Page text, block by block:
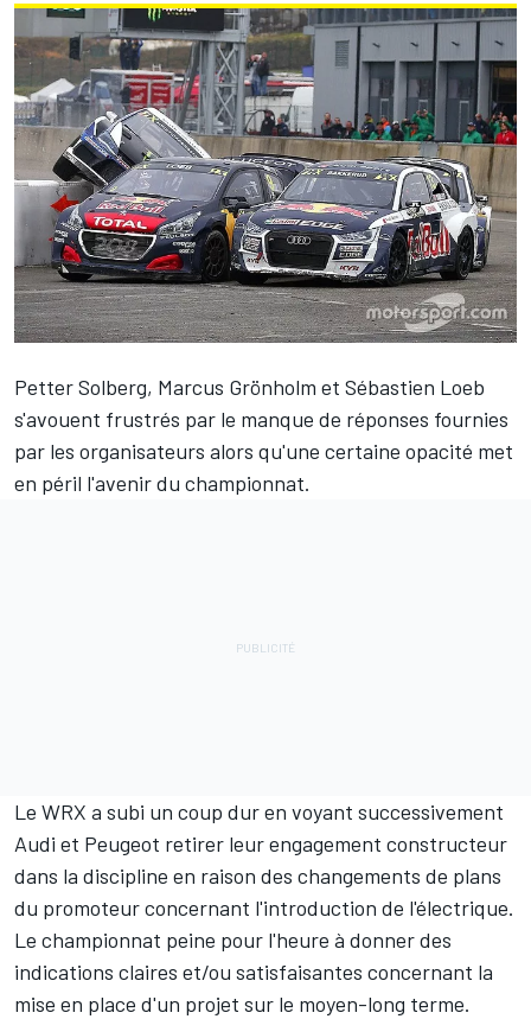
Petter Solberg, Marcus Grönholm et Sébastien Loeb
s'avouent frustrés par le manque de réponses fournies
par les organisateurs alors qu'une certaine opacité met
en péril l'avenir du championnat.
Le WRX a subi un coup dur en voyant successivement
Audi et Peugeot retirer leur engagement constructeur
dans la discipline en raison des changements de plans
du promoteur concernant l'introduction de l'électrique.
Le championnat peine pour l'heure à donner des
indications claires et/ou satisfaisantes concernant la
mise en place d'un projet sur le moyen-long terme.